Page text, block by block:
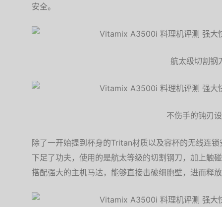
安全。
航太级切割钢
不伤手的钝刃
除了一开始提到杯身的Tritan材质以及容杯的无线连
下足了功夫，使用的是航太等级的切割钢刀，加上触
搭配强大的主机马达，能够直接击破细胞壁，进而释